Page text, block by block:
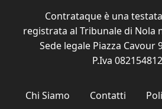
Contrataque è una
registrata al Tribunale di Nola
Sede legale Piazza Cavour
P.Iva
Chi Siamo Contatti